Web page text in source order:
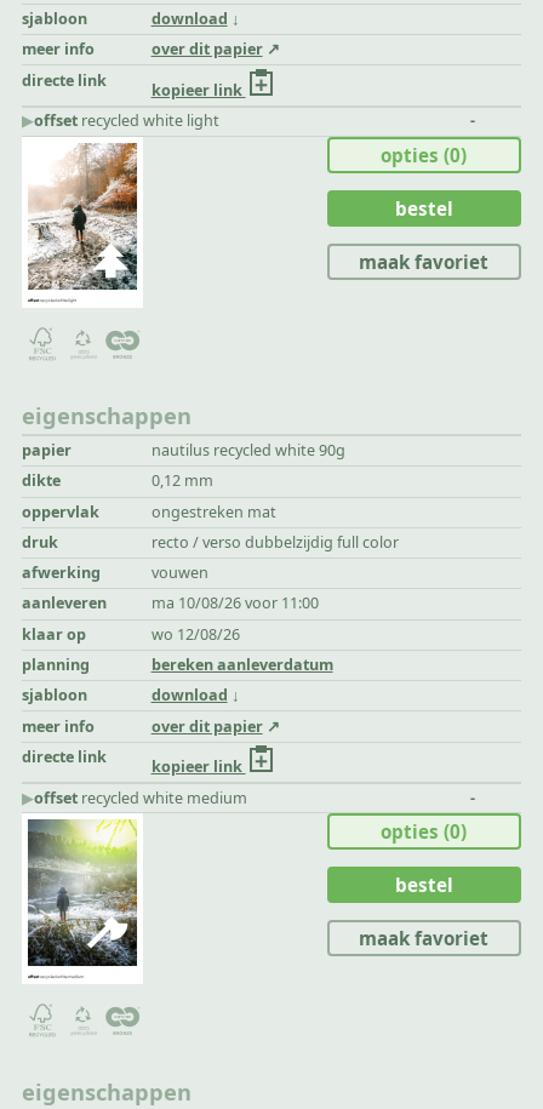
sjabloon
download
meer info
over dit papier
directe link
kopieer link
▶︎offset recycled white light -
eigenschappen
papier
nautilus recycled white 90g
dikte
0,12 mm
oppervlak
ongestreken mat
druk
recto / verso dubbelzijdig full color
afwerking
vouwen
aanleveren
ma 10/08/26 voor 11:00
klaar op
wo 12/08/26
planning
bereken aanleverdatum
sjabloon
download
meer info
over dit papier
directe link
kopieer link
opties(0)
bestel
maak favoriet
▶︎offset recycled white medium -
eigenschappen
opties(0)
bestel
maak favoriet